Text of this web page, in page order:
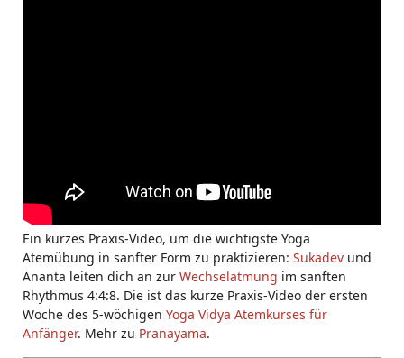
Ein kurzes Praxis-Video, um die wichtigste Yoga
Atemübung in sanfter Form zu praktizieren: Sukadev und
Ananta leiten dich an zur Wechselatmung im sanften
Rhythmus 4:4:8. Die ist das kurze Praxis-Video der ersten
Woche des 5-wöchigen Yoga Vidya Atemkurses für
Anfänger. Mehr zu Pranayama.